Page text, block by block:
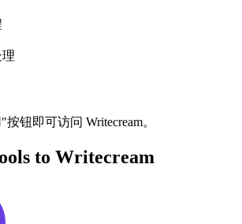
钮即可访问 Writecream。
to Writecream